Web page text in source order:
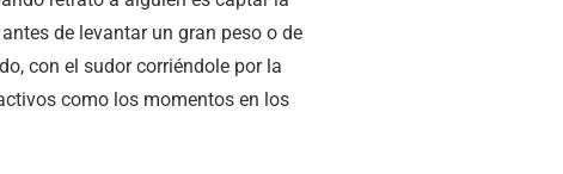
de levantar un gran peso o de
con el sudor corriéndole por la
como los momentos en los